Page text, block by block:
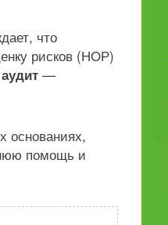
что
рисков (НОР)
—
основаниях,
помощь и